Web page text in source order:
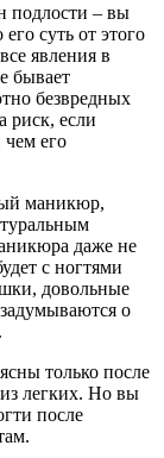
подлости – вы
суть от этого
явления в
бывает
безвредных
риск, если
чем его
маникюр,
даже не
с ногтями
довольные
о
только после
из легких. Но вы
после